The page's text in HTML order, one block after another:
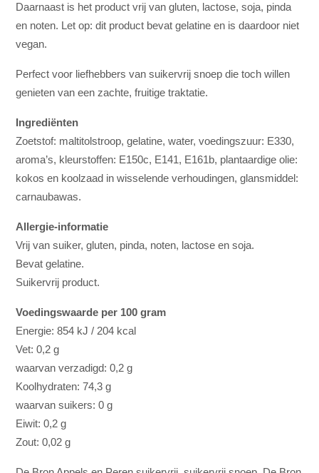
Daarnaast is het product vrij van gluten, lactose, soja, pinda
en noten. Let op: dit product bevat gelatine en is daardoor niet
vegan.
Perfect voor liefhebbers van suikervrij snoep die toch willen
genieten van een zachte, fruitige traktatie.
Ingrediënten
Zoetstof: maltitolstroop, gelatine, water, voedingszuur: E330,
aroma’s, kleurstoffen: E150c, E141, E161b, plantaardige olie:
kokos en koolzaad in wisselende verhoudingen, glansmiddel:
carnaubawas.
Allergie-informatie
Vrij van suiker, gluten, pinda, noten, lactose en soja.
Bevat gelatine.
Suikervrij product.
Voedingswaarde per 100 gram
Energie: 854 kJ / 204 kcal
Vet: 0,2 g
waarvan verzadigd: 0,2 g
Koolhydraten: 74,3 g
waarvan suikers: 0 g
Eiwit: 0,2 g
Zout: 0,02 g